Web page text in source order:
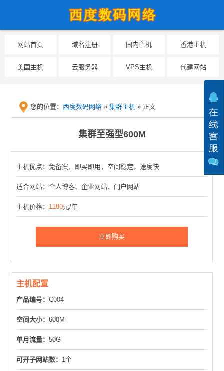
网站首页 域名注册 国内主机 香港主机
美国主机 云服务器 VPS主机 代建网站
您的位置： 西度数码网络» 集群主机» 正文
集群至强型600M
主机优点：免备案，即买即用，空间稳定，速度快
适合网站：个人博客、企业网站、门户网站
主机价格： 1180元/年
立即购买
主机配置
产品编号：C004
空间大小：600M
单月流量：50G
可开子网站数： 1个
提醒：为防止临